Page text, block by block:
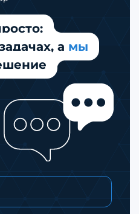
а мы